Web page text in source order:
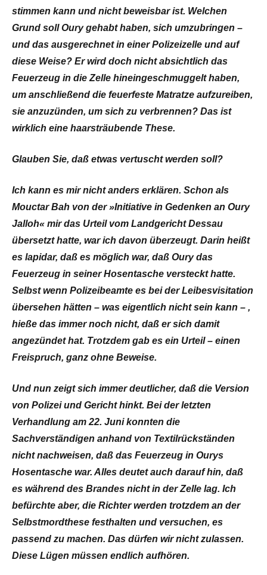
stimmen kann und nicht beweisbar ist. Welchen
Grund soll Oury gehabt haben, sich umzubringen –
und das ausgerechnet in einer Polizeizelle und auf
diese Weise? Er wird doch nicht absichtlich das
Feuerzeug in die Zelle hineingeschmuggelt haben,
um anschließend die feuerfeste Matratze aufzureiben,
sie anzuzünden, um sich zu verbrennen? Das ist
wirklich eine haarsträubende These.
Glauben Sie, daß etwas vertuscht werden soll?
Ich kann es mir nicht anders erklären. Schon als
Mouctar Bah von der »Initiative in Gedenken an Oury
Jalloh« mir das Urteil vom Landgericht Dessau
übersetzt hatte, war ich davon überzeugt. Darin heißt
es lapidar, daß es möglich war, daß Oury das
Feuerzeug in seiner Hosentasche versteckt hatte.
Selbst wenn Polizeibeamte es bei der Leibesvisitation
übersehen hätten – was eigentlich nicht sein kann – ,
hieße das immer noch nicht, daß er sich damit
angezündet hat. Trotzdem gab es ein Urteil – einen
Freispruch, ganz ohne Beweise.
Und nun zeigt sich immer deutlicher, daß die Version
von Polizei und Gericht hinkt. Bei der letzten
Verhandlung am 22. Juni konnten die
Sachverständigen anhand von Textilrückständen
nicht nachweisen, daß das Feuerzeug in Ourys
Hosentasche war. Alles deutet auch darauf hin, daß
es während des Brandes nicht in der Zelle lag. Ich
befürchte aber, die Richter werden trotzdem an der
Selbstmordthese festhalten und versuchen, es
passend zu machen. Das dürfen wir nicht zulassen.
Diese Lügen müssen endlich aufhören.